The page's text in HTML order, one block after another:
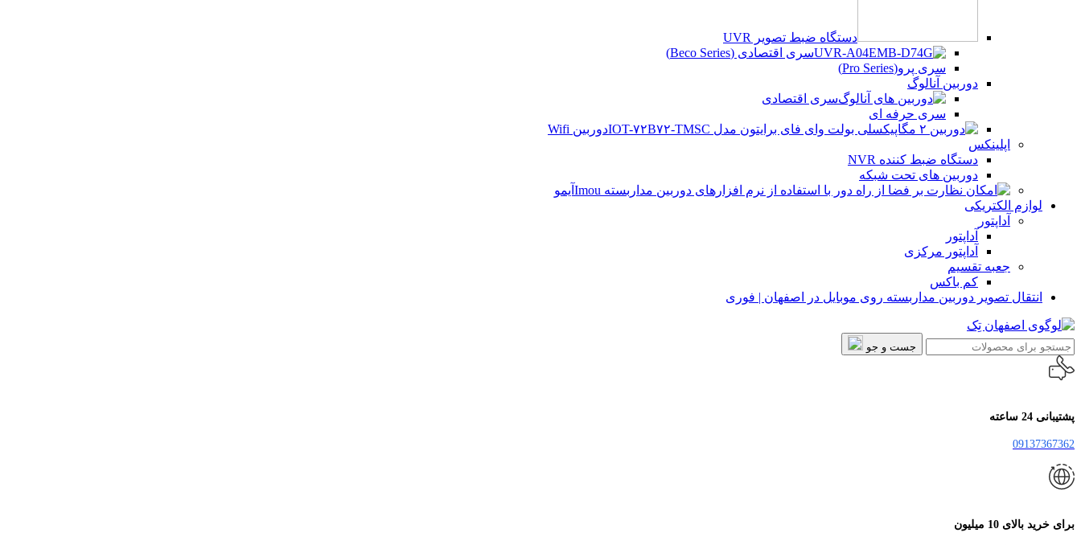
دستگاه ضبط تصویر UVR
سری اقتصادی (Beco Series)
سری پرو(Pro Series)
دوربین آنالوگ
سری اقتصادی
سری حرفه ای
دوربین Wifi
اپلینکس
دستگاه ضبط کننده NVR
دوربین های تحت شبکه
آیمو
لوازم الکتریکی
آداپتور
آداپتور
آداپتور مرکزی
جعبه تقسیم
کم باکس
انتقال تصویر دوربین مداربسته روی موبایل در اصفهان | فوری
جست و جو
پشتیبانی 24 ساعته
09137367362
برای خرید بالای 10 میلیون